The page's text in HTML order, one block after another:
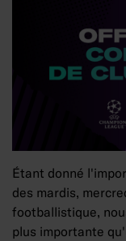
Étant donné
des mardis,
footballistique,
plus importante